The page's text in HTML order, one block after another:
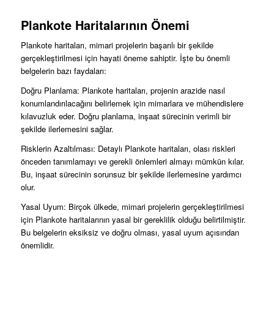
Plankote Haritalarının Önemi
Plankote haritaları, mimari projelerin başarılı bir şekilde
gerçekleştirilmesi için hayati öneme sahiptir. İşte bu önemli
belgelerin bazı faydaları:
Doğru Planlama: Plankote haritaları, projenin arazide nasıl
konumlandırılacağını belirlemek için mimarlara ve mühendislere
kılavuzluk eder. Doğru planlama, inşaat sürecinin verimli bir
şekilde ilerlemesini sağlar.
Risklerin Azaltılması: Detaylı Plankote haritaları, olası riskleri
önceden tanımlamayı ve gerekli önlemleri almayı mümkün kılar.
Bu, inşaat sürecinin sorunsuz bir şekilde ilerlemesine yardımcı
olur.
Yasal Uyum: Birçok ülkede, mimari projelerin gerçekleştirilmesi
için Plankote haritalarının yasal bir gereklilik olduğu belirtilmiştir.
Bu belgelerin eksiksiz ve doğru olması, yasal uyum açısından
önemlidir.